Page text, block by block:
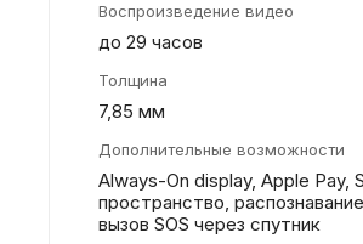
Воспроизведение видео
до 29 часов
Толщина
7,85 мм
Дополнительные возможности
Always-On display, Apple Pay,
пространство,
вызов SOS через спутник